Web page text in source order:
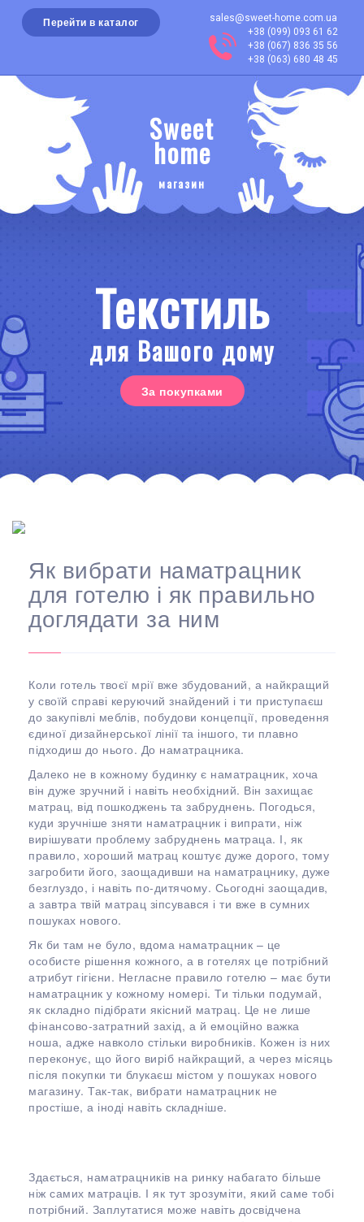
Перейти в каталог
sales@sweet-home.com.ua
+38 (099) 093 61 62
+38 (067) 836 35 56
+38 (063) 680 48 45
Sweet
home
магазин
Текстиль
для Вашого дому
За покупками
Як вибрати наматрацник
для готелю і як правильно
доглядати за ним
Коли готель твоєї мрії вже збудований, а найкращий
у своїй справі керуючий знайдений і ти приступаєш
до закупівлі меблів, побудови концепції, проведення
єдиної дизайнерської лінії та іншого, ти плавно
підходиш до нього. До наматрацника.
Далеко не в кожному будинку є наматрацник, хоча
він дуже зручний і навіть необхідний. Він захищає
матрац, від пошкоджень та забруднень. Погодься,
куди зручніше зняти наматрацник і випрати, ніж
вирішувати проблему забруднень матраца. І, як
правило, хороший матрац коштує дуже дорого, тому
загробити його, заощадивши на наматрацнику, дуже
безглуздо, і навіть по-дитячому. Сьогодні заощадив,
а завтра твій матрац зіпсувався і ти вже в сумних
пошуках нового.
Як би там не було, вдома наматрацник – це
особисте рішення кожного, а в готелях це потрібний
атрибут гігієни. Негласне правило готелю – має бути
наматрацник у кожному номері. Ти тільки подумай,
як складно підібрати якісний матрац. Це не лише
фінансово-затратний захід, а й емоційно важка
ноша, адже навколо стільки виробників. Кожен із них
переконує, що його виріб найкращий, а через місяць
після покупки ти блукаєш містом у пошуках нового
магазину. Так-так, вибрати наматрацник не
простіше, а іноді навіть складніше.
Здається, наматрацників на ринку набагато більше
ніж самих матраців. І як тут зрозуміти, який саме тобі
потрібний. Заплутатися може навіть досвідчена